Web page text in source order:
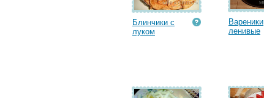
Блинчики с
луком
Вареники
ленивые